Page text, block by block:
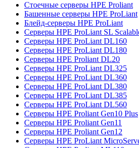
Стоечные серверы HPE Proliant
Башенные серверы HPE ProLiant
Блейд-серверы HPE ProLiant
Серверы HPE ProLiant SL
Серверы HPE ProLiant DL160
Серверы HPE ProLiant DL180
Серверы HPE Proliant DL20
Серверы HPE ProLiant DL325
Серверы HPE ProLiant DL360
Серверы HPE ProLiant DL380
Серверы HPE ProLiant DL385
Серверы HPE ProLiant DL560
Серверы HPE Proliant Gen10 Plus
Серверы HPE Proliant Gen11
Серверы HPE Proliant Gen12
Серверы HPE ProLiant